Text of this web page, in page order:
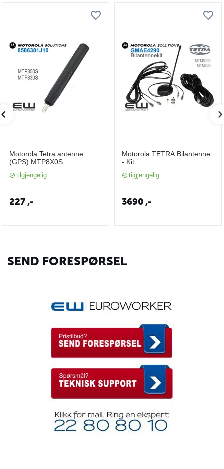
Motorola Tetra antenne
(GPS) MTP8X0S
tilgjengelig
227,-
Motorola TETRA Bilantenne
- Kit
tilgjengelig
3690,-
SEND FORESPØRSEL